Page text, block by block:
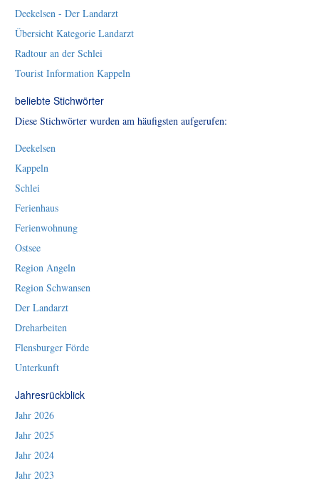
Deekelsen - Der Landarzt
Übersicht Kategorie Landarzt
Radtour an der Schlei
Tourist Information Kappeln
beliebte Stichwörter
Diese Stichwörter wurden am häufigsten aufgerufen:
Deekelsen
Kappeln
Schlei
Ferienhaus
Ferienwohnung
Ostsee
Region Angeln
Region Schwansen
Der Landarzt
Dreharbeiten
Flensburger Förde
Unterkunft
Jahresrückblick
Jahr 2026
Jahr 2025
Jahr 2024
Jahr 2023